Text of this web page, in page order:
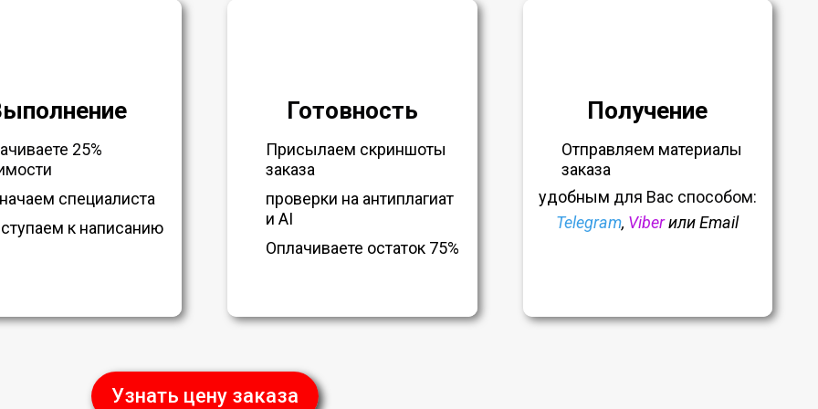
25%
специалиста
к написанию
Готовность
Присылаем скриншоты
заказа
проверки на антиплагиат
и AI
Оплачиваете остаток 75%
Получение
Отправляем материалы
заказа
удобным для Вас способом:
Telegram, Viberили Email
Узнать цену заказа